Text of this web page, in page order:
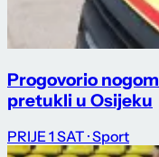
Progovorio
pretukli u Osijeku
PRIJE 1 SAT · Sport